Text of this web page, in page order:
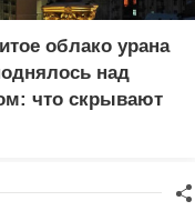
облако урана
над
что скрывают